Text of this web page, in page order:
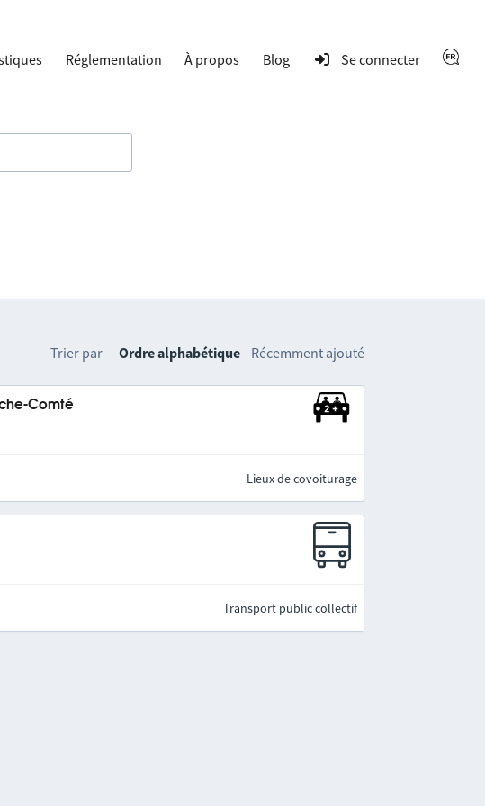
Réglementation À propos Blog Se connecter
Trier par Ordre alphabétique Récemment ajouté
Comté
Lieux de covoiturage
Transport public collectif